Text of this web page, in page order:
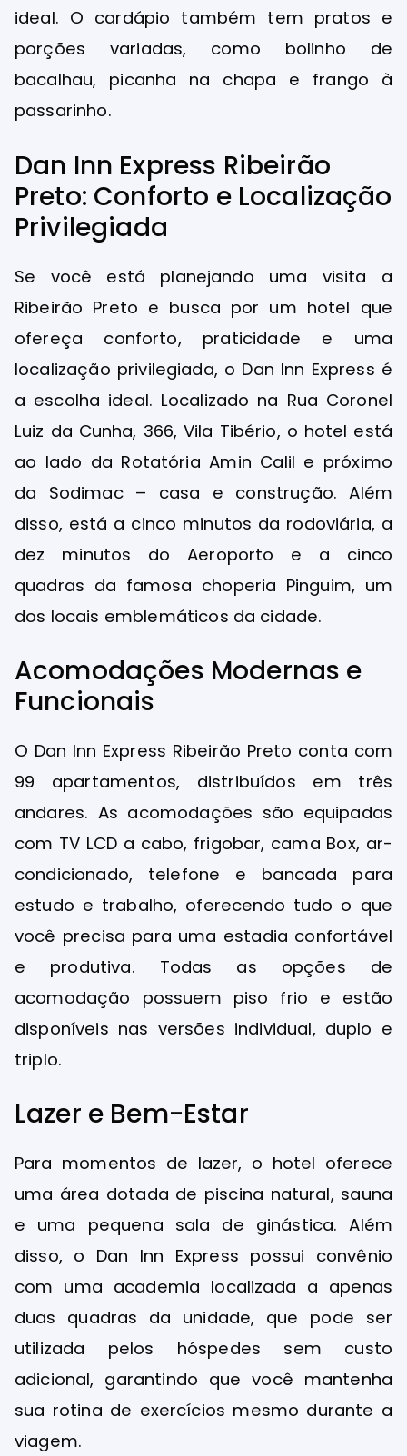
ideal. O cardápio também tem pratos e
porções variadas, como bolinho de
bacalhau, picanha na chapa e frango à
passarinho.
Dan Inn Express Ribeirão
Preto: Conforto e Localização
Privilegiada
Se você está planejando uma visita a
Ribeirão Preto e busca por um hotel que
ofereça conforto, praticidade e uma
localização privilegiada, o Dan Inn Express é
a escolha ideal. Localizado na Rua Coronel
Luiz da Cunha, 366, Vila Tibério, o hotel está
ao lado da Rotatória Amin Calil e próximo
da Sodimac – casa e construção. Além
disso, está a cinco minutos da rodoviária, a
dez minutos do Aeroporto e a cinco
quadras da famosa choperia Pinguim, um
dos locais emblemáticos da cidade.
Acomodações Modernas e
Funcionais
O Dan Inn Express Ribeirão Preto conta com
99 apartamentos, distribuídos em três
andares. As acomodações são equipadas
com TV LCD a cabo, frigobar, cama Box, ar-
condicionado, telefone e bancada para
estudo e trabalho, oferecendo tudo o que
você precisa para uma estadia confortável
e produtiva. Todas as opções de
acomodação possuem piso frio e estão
disponíveis nas versões individual, duplo e
triplo.
Lazer e Bem-Estar
Para momentos de lazer, o hotel oferece
uma área dotada de piscina natural, sauna
e uma pequena sala de ginástica. Além
disso, o Dan Inn Express possui convênio
com uma academia localizada a apenas
duas quadras da unidade, que pode ser
utilizada pelos hóspedes sem custo
adicional, garantindo que você mantenha
sua rotina de exercícios mesmo durante a
viagem.